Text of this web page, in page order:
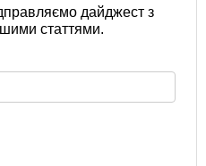
дайджест з
статтями.